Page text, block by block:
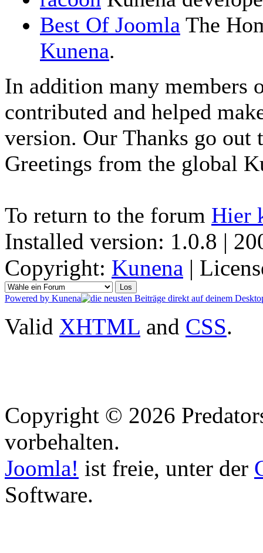
Best Of Joomla The
Kunena.
In addition many members
contributed and helped
version. Our Thanks go
Greetings from the global
To return to the forum Hier
Installed version: 1.0.8 |
Copyright: Kunena |
Powered by Kunena
Valid XHTML and CSS.
Copyright © 2026
vorbehalten.
Joomla! ist freie, unter der
Software.